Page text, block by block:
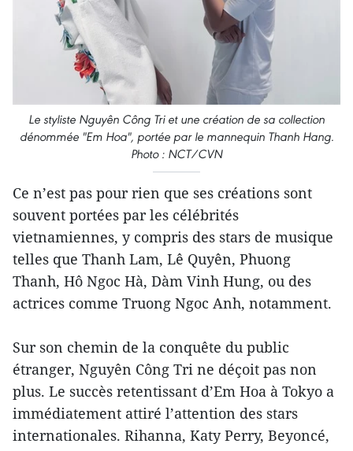
Le styliste Nguyên Công Tri et une création de sa collection
dénommée "Em Hoa", portée par le mannequin Thanh Hang.
Photo : NCT/CVN
Ce n’est pas pour rien que ses créations sont
souvent portées par les célébrités
vietnamiennes, y compris des stars de musique
telles que Thanh Lam, Lê Quyên, Phuong
Thanh, Hô Ngoc Hà, Dàm Vinh Hung, ou des
actrices comme Truong Ngoc Anh, notamment.
Sur son chemin de la conquête du public
étranger, Nguyên Công Tri ne déçoit pas non
plus. Le succès retentissant d’Em Hoa à Tokyo a
immédiatement attiré l’attention des stars
internationales. Rihanna, Katy Perry, Beyoncé,